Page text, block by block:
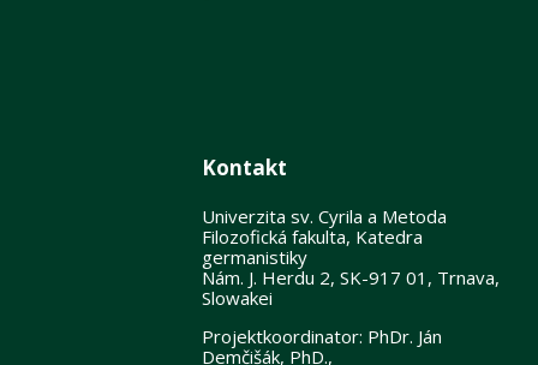
Kontakt
Univerzita sv. Cyrila a Metoda
Filozofická fakulta, Katedra
germanistiky
Nám. J. Herdu 2, SK-917 01, Trnava,
Slowakei
Projektkoordinator: PhDr. Ján
Demčišák, PhD.,